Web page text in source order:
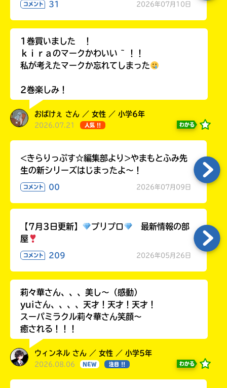
コメント 31 2026年07月10日
1巻買いました ！
ｋｉｒａのマークかわいい ~ ！！
私が考えたマークか忘れてしまった
2巻楽しみ！
おばけぇ さん ／ 女性 ／ 小学6年
2026.07.21 人気 !! わかる
<きらりっぷす☆編集部より>やまもとふみ先
生の新シリーズはじまったよ～！
コメント 00 2026年07月09日
【7月3日更新】 プリプロ
最新情報の部
屋
コメント 209 2026年05月26日
莉々華さん、、、美し〜（感動）
yuiさん、、、、天才！天才！天才！
スーパミラクル莉々華さん笑顔〜
癒される！！！
ウィンネル さん ／ 女性 ／ 小学5年
2026.08.06 NEW 注目 !! わかる